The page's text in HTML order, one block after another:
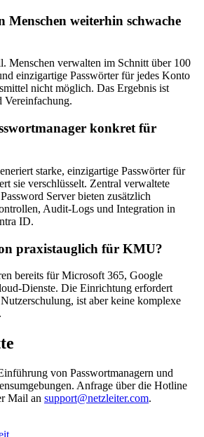
Menschen weiterhin schwache
Menschen verwalten im Schnitt über 100
einzigartige Passwörter für jedes Konto
nicht möglich. Das Ergebnis ist
Vereinfachung.
konkret für
starke, einzigartige Passwörter für
sie verschlüsselt. Zentral verwaltete
Server bieten zusätzlich
Audit-Logs und Integration in
ID.
praxistauglich für KMU?
bereits für Microsoft 365, Google
Dienste. Die Einrichtung erfordert
ist aber keine komplexe
von Passwortmanagern und
Anfrage über die Hotline
Mail an support@netzleiter.com.